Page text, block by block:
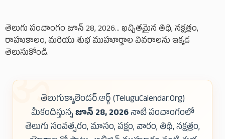
తెలుగు పంచాంగం జూన్ 28, 2026... ఖచ్చితమైన తిథి, నక్షత్రం,
రాహుకాలం, మరియు శుభ ముహూర్తాల వివరాలను ఇక్కడ
తెలుసుకోండి.
తెలుగుక్యాలెండర్.ఆర్గ్ (TeluguCalendar.Org)
మీకందిస్తున్న జూన్ 28, 2026నాటి పంచాంగంలో
తెలుగు సంవత్సరం, మాసం, పక్షం, వారం, తిథి, నక్షత్రం,